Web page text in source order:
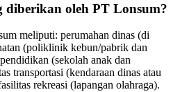
diberikan oleh PT Lonsum?
meliputi: perumahan dinas (di
(poliklinik kebun/pabrik dan
(sekolah anak dan
transportasi (kendaraan dinas atau
rekreasi (lapangan olahraga).